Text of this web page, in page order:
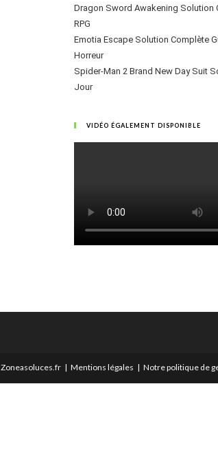
Dragon Sword Awakening Solution
RPG
Emotia Escape Solution Complète
Horreur
Spider-Man 2 Brand New Day Suit
Jour
VIDÉO ÉGALEMENT DISPONIBLE
Zoneasoluces.fr Mentions légales Notre politique de